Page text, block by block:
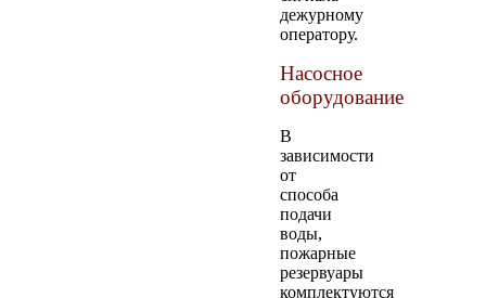
дежурному
оператору.
Насосное
оборудование
В
зависимости
от
способа
подачи
воды,
пожарные
резервуары
комплектуются